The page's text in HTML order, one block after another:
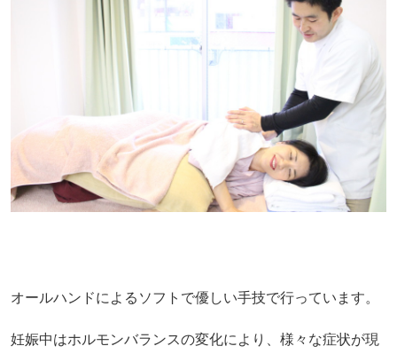
オールハンドによるソフトで優しい手技で行っています。
妊娠中はホルモンバランスの変化により、様々な症状が現